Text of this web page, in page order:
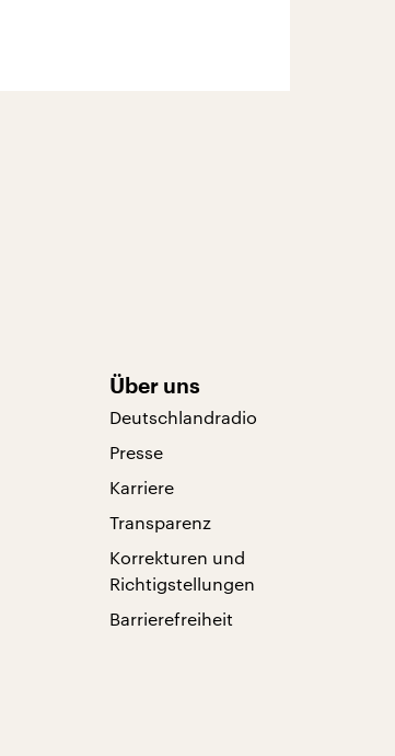
Über uns
Deutschlandradio
Presse
Karriere
Transparenz
Korrekturen und
Richtigstellungen
Barrierefreiheit